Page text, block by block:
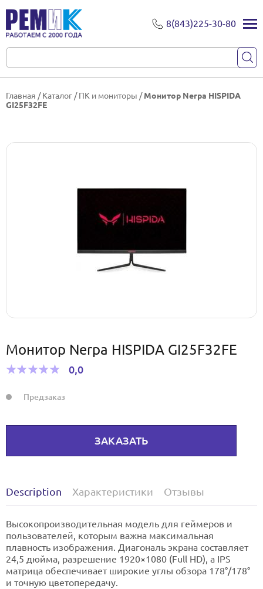
8(843)225-30-80
Главная /Каталог /ПК и мониторы /Монитор Nerpa HISPIDA
GI25F32FE
Монитор Nerpa HISPIDA GI25F32FE
0,0
ЗАКАЗАТЬ
Предзаказ
Description Характеристики Отзывы
Высокопроизводительная модель для геймеров и
пользователей, которым важна максимальная
плавность изображения. Диагональ экрана составляет
24,5 дюйма, разрешение 1920×1080 (Full HD), а IPS
матрица обеспечивает широкие углы обзора 178°/178°
и точную цветопередачу.